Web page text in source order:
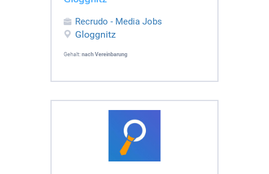
Recrudo - Media Jobs
Gloggnitz
Gehalt: nach Vereinbarung